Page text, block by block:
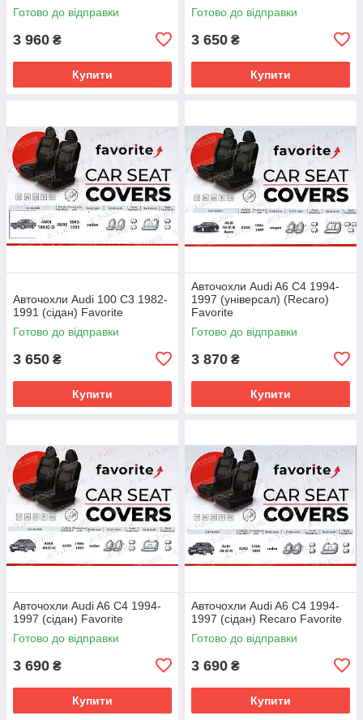
Готово до відправки
3 960 ₴
Купити
Готово до відправки
3 650 ₴
Купити
Авточохли Audi 100 C3 1982-
1991 (сідан) Favorite
Готово до відправки
3 650 ₴
Купити
Авточохли Audi A6 C4 1994-
1997 (універсал) (Recaro)
Favorite
Готово до відправки
3 870 ₴
Купити
Авточохли Audi A6 C4 1994-
1997 (сідан) Favorite
Готово до відправки
3 690 ₴
Купити
Авточохли Audi A6 C4 1994-
1997 (сідан) Recaro Favorite
Готово до відправки
3 690 ₴
Купити